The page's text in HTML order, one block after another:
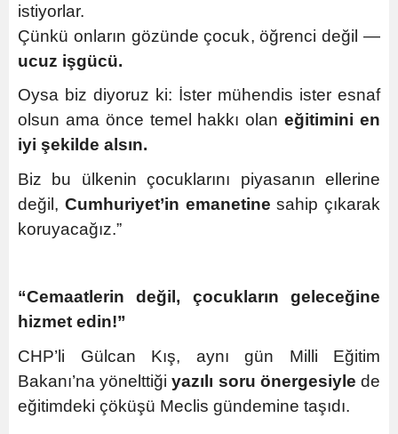
istiyorlar.
Çünkü onların gözünde çocuk, öğrenci değil —
ucuz işgücü.
Oysa biz diyoruz ki: İster mühendis ister esnaf
olsun ama önce temel hakkı olaneğitimini en
iyi şekilde alsın.
Biz bu ülkenin çocuklarını piyasanın ellerine
değil, Cumhuriyet’in emanetine sahip çıkarak
koruyacağız.”
“Cemaatlerin değil, çocukların geleceğine
hizmet edin!”
CHP’li Gülcan Kış, aynı gün Milli Eğitim
Bakanı’na yönelttiğiyazılı soru önergesiyle de
eğitimdeki çöküşü Meclis gündemine taşıdı.